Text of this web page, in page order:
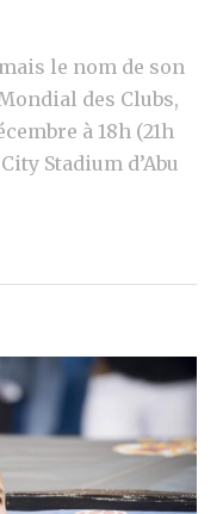
le nom de son
des Clubs,
à 18h (21h
Stadium d’Abu